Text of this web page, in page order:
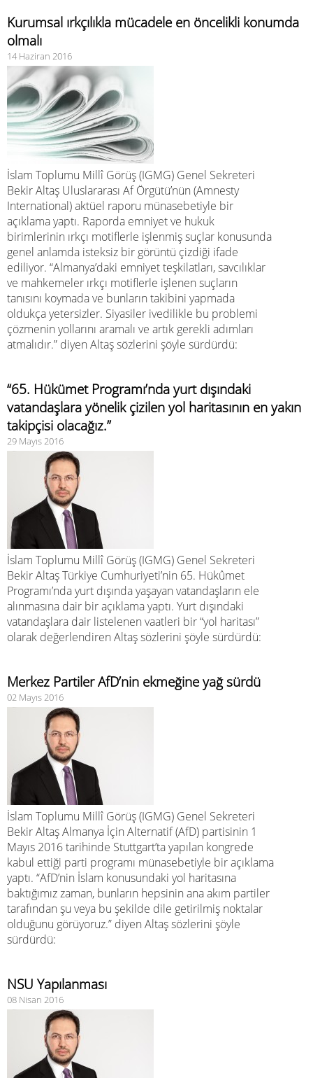
Kurumsal ırkçılıkla mücadele en öncelikli konumda
olmalı
14 Haziran 2016
İslam Toplumu Millî Görüş (IGMG) Genel Sekreteri
Bekir Altaş Uluslararası Af Örgütü’nün (Amnesty
International) aktüel raporu münasebetiyle bir
açıklama yaptı. Raporda emniyet ve hukuk
birimlerinin ırkçı motiflerle işlenmiş suçlar konusunda
genel anlamda isteksiz bir görüntü çizdiği ifade
ediliyor. “Almanya’daki emniyet teşkilatları, savcılıklar
ve mahkemeler ırkçı motiflerle işlenen suçların
tanısını koymada ve bunların takibini yapmada
oldukça yetersizler. Siyasiler ivedilikle bu problemi
çözmenin yollarını aramalı ve artık gerekli adımları
atmalıdır.” diyen Altaş sözlerini şöyle sürdürdü:
“65. Hükümet Programı’nda yurt dışındaki
vatandaşlara yönelik çizilen yol haritasının en yakın
takipçisi olacağız.”
29 Mayıs 2016
İslam Toplumu Millî Görüş (IGMG) Genel Sekreteri
Bekir Altaş Türkiye Cumhuriyeti’nin 65. Hükûmet
Programı’nda yurt dışında yaşayan vatandaşların ele
alınmasına dair bir açıklama yaptı. Yurt dışındaki
vatandaşlara dair listelenen vaatleri bir “yol haritası”
olarak değerlendiren Altaş sözlerini şöyle sürdürdü:
Merkez Partiler AfD’nin ekmeğine yağ sürdü
02 Mayıs 2016
İslam Toplumu Millî Görüş (IGMG) Genel Sekreteri
Bekir Altaş Almanya İçin Alternatif (AfD) partisinin 1
Mayıs 2016 tarihinde Stuttgart’ta yapılan kongrede
kabul ettiği parti programı münasebetiyle bir açıklama
yaptı. “AfD’nin İslam konusundaki yol haritasına
baktığımız zaman, bunların hepsinin ana akım partiler
tarafından şu veya bu şekilde dile getirilmiş noktalar
olduğunu görüyoruz.” diyen Altaş sözlerini şöyle
sürdürdü:
NSU Yapılanması
08 Nisan 2016